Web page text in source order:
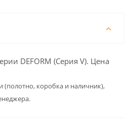
DEFORM (Серия V). Цена
(полотно, коробка и наличник),